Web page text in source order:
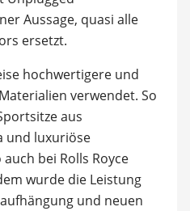
Aussage, quasi alle
ersetzt.
hochwertigere und
verwendet. So
aus
und luxuriöse
bei Rolls Royce
wurde die Leistung
und neuen